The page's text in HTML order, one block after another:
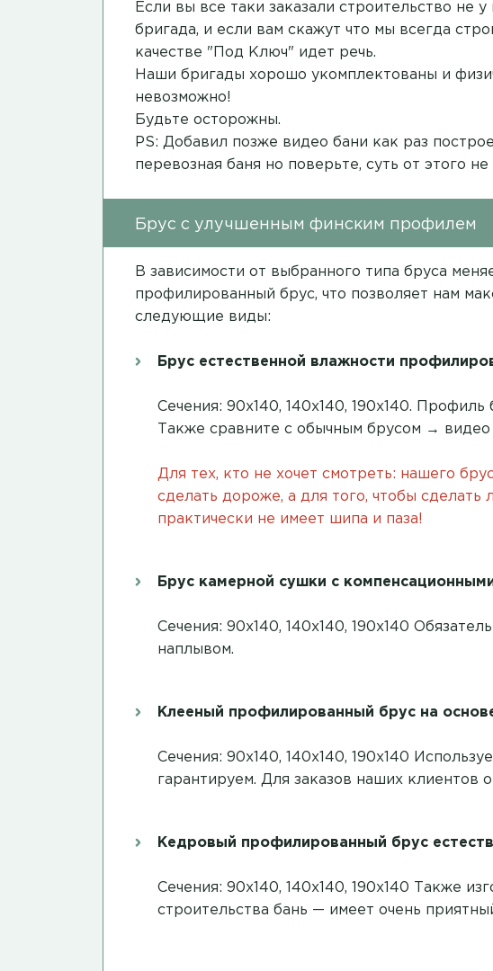
Если вы все таки заказали строительство не
бригада, и если вам скажут что мы всегда
качестве "Под Ключ" идет речь.
Наши бригады хорошо укомплектованы и
невозможно!
Будьте осторожны.
PS: Добавил позже видео бани как раз
перевозная баня но поверьте, суть от этого
Брус с улучшенным финским профилем
В зависимости от выбранного типа бруса
профилированный брус, что позволяет нам
следующие виды:
Брус естественной влажности
Сечения: 90х140, 140х140, 190х140.
Также сравните с обычным брусом → видео
Для тех, кто не хочет смотреть: нашего
сделать дороже, а для того, чтобы
практически не имеет шипа и паза!
Брус камерной сушки с
Сечения: 90х140, 140х140, 190х140
наплывом.
Клееный профилированный брус на
Сечения: 90х140, 140х140, 190х140
гарантируем. Для заказов наших клиентов
Кедровый профилированный брус
Сечения: 90х140, 140х140, 190х140 Также
строительства бань — имеет очень